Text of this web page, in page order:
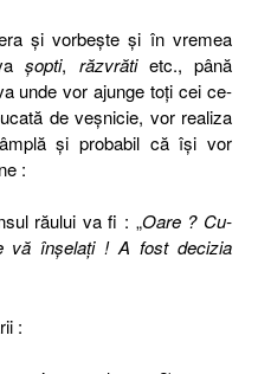
şi vorbeşte şi în vremea
şopti, răzvrătietc., până
unde vor ajunge toţi cei ce-
de veşnicie, vor realiza
şi probabil că îşi vor
:
răului va fi : „Oare ? Cu-
vă înşelaţi ! A fost decizia
: